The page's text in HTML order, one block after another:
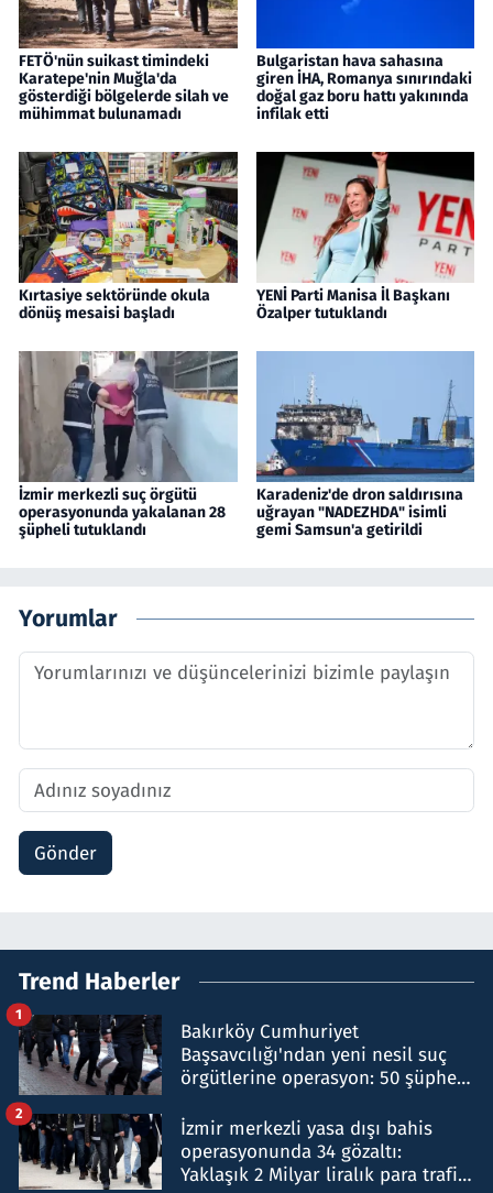
FETÖ'nün suikast timindeki
Karatepe'nin Muğla'da
gösterdiği bölgelerde silah ve
mühimmat bulunamadı
Bulgaristan hava sahasına
giren İHA, Romanya sınırındaki
doğal gaz boru hattı yakınında
infilak etti
Kırtasiye sektöründe okula
dönüş mesaisi başladı
YENİ Parti Manisa İl Başkanı
Özalper tutuklandı
İzmir merkezli suç örgütü
operasyonunda yakalanan 28
şüpheli tutuklandı
Karadeniz'de dron saldırısına
uğrayan "NADEZHDA" isimli
gemi Samsun'a getirildi
Yorumlar
Gönder
Trend Haberler
Bakırköy Cumhuriyet
Başsavcılığı'ndan yeni nesil suç
örgütlerine operasyon: 50 şüpheli
1
İzmir merkezli yasa dışı bahis
operasyonunda 34 gözaltı:
Yaklaşık 2 Milyar liralık para trafiği
2